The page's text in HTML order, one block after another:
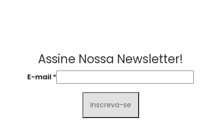
Assine Nossa Newsletter!
E-mail *